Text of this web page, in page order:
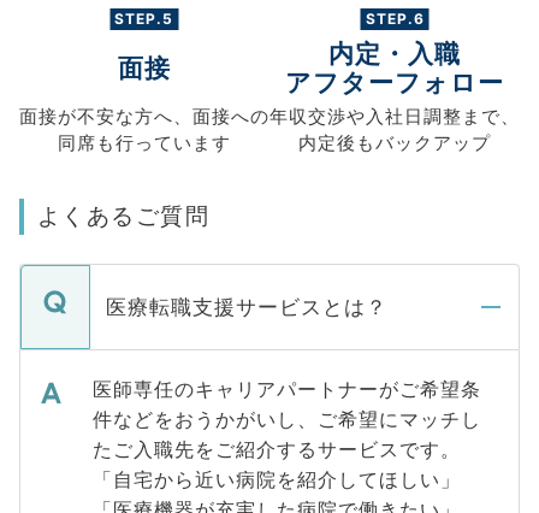
STEP.5
面接
面接が不安な方へ、 面接への
同席も行っています
STEP.6
内定・入職
アフターフォロー
年収交渉や入社日調整まで、
内定後もバックアップ
よくあるご質問
医療転職支援サービスとは？
医師専任のキャリアパートナーがご希望条
件などをおうかがいし、ご希望にマッチし
たご入職先をご紹介するサービスです。
「自宅から近い病院を紹介してほしい」